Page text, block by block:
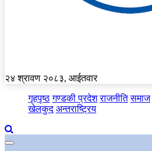
२४ श्रावण २०८३, आईतवार
गृहपृष्ठ गण्डकी प्रदेश राजनीति समाज
खेलकुद अन्तराष्ट्रिय